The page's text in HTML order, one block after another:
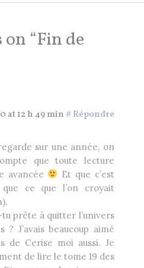
“Fin de
at 12 h 49 min#Répondre
sur une année, on
que toute lecture
avancée
Et que c’est
que ce que l’on croyait
prête à quitter l’univers
? J’avais beaucoup aimé
de Cerise moi aussi. Je
de lire le tome 19 des